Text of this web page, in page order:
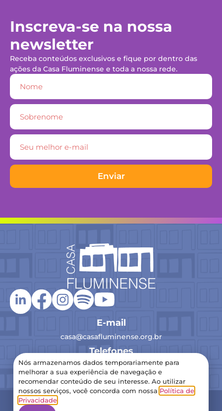
Inscreva-se na nossa
newsletter
Receba conteúdos exclusivos e fique por dentro das
ações da Casa Fluminense e toda a nossa rede.
Enviar
E-mail
casa@casafluminense.org.br
Telefones
(21) 2516-0193
2024 Casa Fluminense – Todos os direitos reservados
Nós armazenamos dados temporariamente para
melhorar a sua experiência de navegação e
recomendar conteúdo de seu interesse. Ao utilizar
nossos serviços, você concorda com nossa Política de
Privacidade.